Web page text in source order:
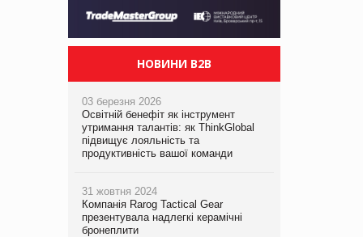
НОВИНИ B2B
03 березня 2026
Освітній бенефіт як інструмент
утримання талантів: як ThinkGlobal
підвищує лояльність та
продуктивність вашої команди
31 жовтня 2024
Компанія Rarog Tactical Gear
презентувала надлегкі керамічні
бронеплити